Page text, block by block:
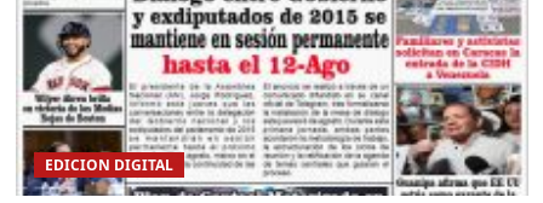
EDICION DIGITAL